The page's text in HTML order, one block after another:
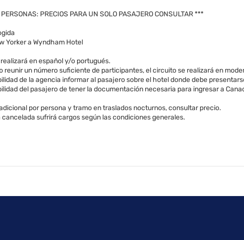
PRECIOS PARA UN SOLO PASAJERO CONSULTAR ***
Yorker a Wyndham Hotel
en español y/o portugués.
reunir un número suficiente de participantes, el circuito se realizará en
de la agencia informar al pasajero sobre el hotel donde debe
del pasajero de tener la documentación necesaria para ingresar a
por persona y tramo en traslados nocturnos, consultar precio.
cancelada sufrirá cargos según las condiciones generales.